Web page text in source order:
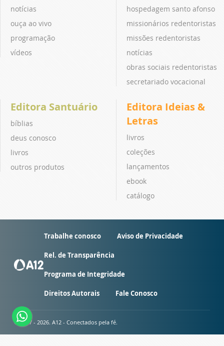
notícias
ouça ao vivo
programação
vídeos
hospedagem santo afonso
missionários redentoristas
missões redentoristas
notícias
obras sociais redentoristas
secretariado vocacional
Editora Santuário
bíblias
deus conosco
livros
outros produtos
Editora Ideias &
Letras
livros
coleções
lançamentos
ebook
catálogo
Trabalhe conosco Aviso de Privacidade
Rel. de Transparência
Programa de Integridade
Direitos Autorais Fale Conosco
© 2007 - 2026. A12 - Conectados pela fé.